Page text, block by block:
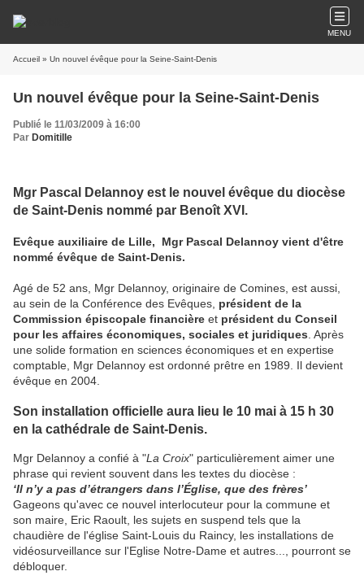
MENU
Accueil » Un nouvel évêque pour la Seine-Saint-Denis
Un nouvel évêque pour la Seine-Saint-Denis
Publié le 11/03/2009 à 16:00
Par Domitille
Mgr Pascal Delannoy est le nouvel évêque du diocèse
de Saint-Denis nommé par Benoît XVI.
Evêque auxiliaire de Lille, Mgr Pascal Delannoy vient d'être
nommé évêque de Saint-Denis.
Agé de 52 ans, Mgr Delannoy, originaire de Comines, est aussi,
au sein de la Conférence des Evêques, président de la
Commission épiscopale financière et président du Conseil
pour les affaires économiques, sociales et juridiques . Après
une solide formation en sciences économiques et en expertise
comptable, Mgr Delannoy est ordonné prêtre en 1989. Il devient
évêque en 2004.
Son installation officielle aura lieu le 10 mai à 15 h 30
en la cathédrale de Saint-Denis.
Mgr Delannoy a confié à "La Croix" particulièrement aimer une
phrase qui revient souvent dans les textes du diocèse :
‘Il n’y a pas d’étrangers dans l’Église, que des frères’
Gageons qu'avec ce nouvel interlocuteur pour la commune et
son maire, Eric Raoult, les sujets en suspend tels que la
chaudière de l'église Saint-Louis du Raincy, les installations de
vidéosurveillance sur l'Eglise Notre-Dame et autres..., pourront se
débloquer.